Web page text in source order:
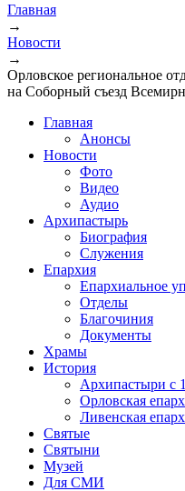
Главная
→
Новости
→
Орловское региональное
на Соборный съезд
Главная
Анонсы
Новости
Фото
Видео
Аудио
Архипастырь
Биография
Служения
Епархия
Епархиальное
Отделы
Благочиния
Документы
Храмы
История
Архипастыри с
Орловская
Ливенская
Святые
Святыни
Музей
Для СМИ